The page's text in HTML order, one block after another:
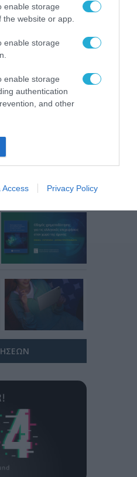
enable storage
website or app.
enable storage
enable storage
authentication
and other
Access Privacy Policy